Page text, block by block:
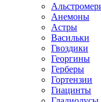
Анемоны
Астры
Васильки
Гвоздики
Георгины
Герберы
Гортензии
Гиацинты